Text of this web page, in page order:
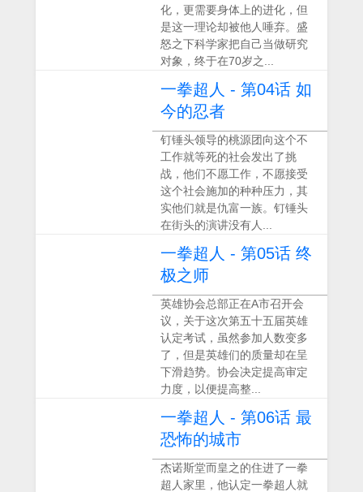
化，更需要身体上的进化，但
是这一理论却被他人唾弃。盛
怒之下科学家把自己当做研究
对象，终于在70岁之...
一拳超人 - 第04话 如
今的忍者
钉锤头领导的桃源团向这个不
工作就等死的社会发出了挑
战，他们不愿工作，不愿接受
这个社会施加的种种压力，其
实他们就是仇富一族。钉锤头
在街头的演讲没有人...
一拳超人 - 第05话 终
极之师
英雄协会总部正在A市召开会
议，关于这次第五十五届英雄
认定考试，虽然参加人数变多
了，但是英雄们的质量却在呈
下滑趋势。协会决定提高审定
力度，以便提高整...
一拳超人 - 第06话 最
恐怖的城市
杰诺斯堂而皇之的住进了一拳
超人家里，他认定一拳超人就